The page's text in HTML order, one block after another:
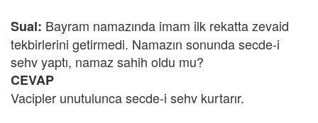
Sual: Bayram namazında imam ilk rekatta zevaid
tekbirlerini getirmedi. Namazın sonunda secde-i
sehv yaptı, namaz sahih oldu mu?
CEVAP
Vacipler unutulunca secde-i sehv kurtarır.